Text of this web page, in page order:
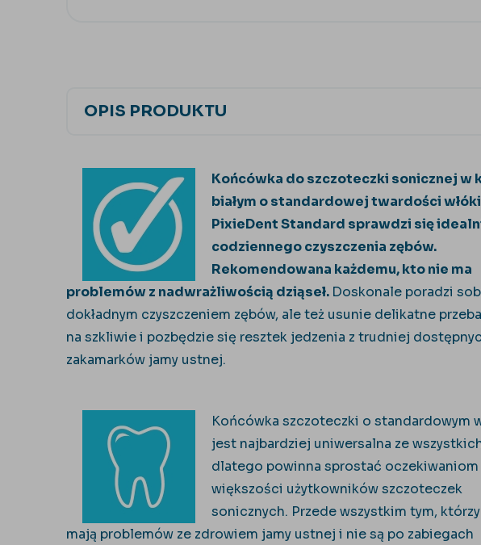
OPIS PRODUKTU
Końcówka do szczoteczki sonicznej w
białym o standardowej twardości
PixieDent Standard sprawdzi się
codziennego czyszczenia zębów.
Rekomendowana każdemu, kto nie ma
problemów z nadwrażliwością dziąseł. Doskonale poradzi
dokładnym czyszczeniem zębów, ale też usunie delikatne
na szkliwie i pozbędzie się resztek jedzenia z trudniej
zakamarków jamy ustnej.
Końcówka szczoteczki o standardowym
jest najbardziej uniwersalna ze
dlatego powinna sprostać oczekiwaniom
większości użytkowników szczoteczek
sonicznych. Przede wszystkim tym,
mają problemów ze zdrowiem jamy ustnej i nie są po zabiegach